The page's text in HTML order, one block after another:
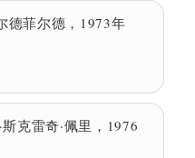
菲尔德，1973年
克雷奇·佩里，1976